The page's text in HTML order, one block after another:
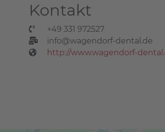
Kontakt
+49 331 972527
info@wagendorf-dental.de
http://www.wagendorf-